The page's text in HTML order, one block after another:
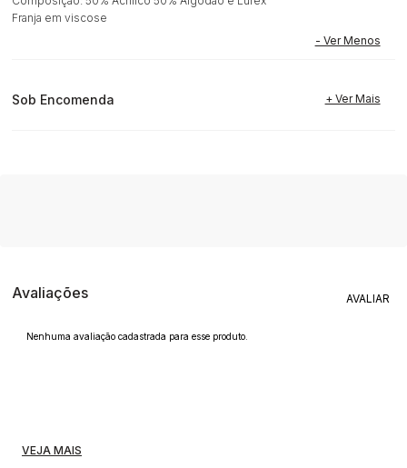
Franja em viscose
Sob Encomenda
Avaliações
Nenhuma avaliação cadastrada para esse produto.
VEJA MAIS